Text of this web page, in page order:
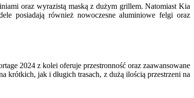
oraz wyrazistą maską z dużym grillem. Natomiast Kia
posiadają również nowoczesne aluminiowe felgi oraz
2024 z kolei oferuje przestronność oraz zaawansowane
jak i długich trasach, z dużą ilością przestrzeni na